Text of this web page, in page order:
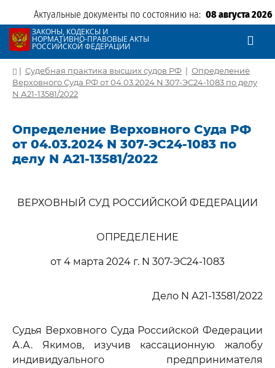
Актуальные документы по состоянию на: 08 августа 2026
ЗАКОНЫ, КОДЕКСЫ И
НОРМАТИВНО-ПРАВОВЫЕ АКТЫ
РОССИЙСКОЙ ФЕДЕРАЦИИ
| Судебная практика высших судов РФ | Определение
Верховного Суда РФ от 04.03.2024 N 307-ЭС24-1083 по делу
N А21-13581/2022
Определение Верховного Суда РФ
от 04.03.2024 N 307-ЭС24-1083 по
делу N А21-13581/2022
ВЕРХОВНЫЙ СУД РОССИЙСКОЙ ФЕДЕРАЦИИ
ОПРЕДЕЛЕНИЕ
от 4 марта 2024 г. N 307-ЭС24-1083
Дело N А21-13581/2022
Судья Верховного Суда Российской Федерации
А.А. Якимов, изучив кассационную жалобу
индивидуального предпринимателя